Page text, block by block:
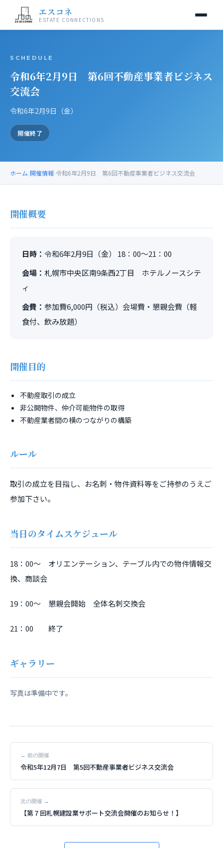
エスコネ
ESTATE CONNECTIONS
開催情報
運営事務局
SCHEDULE
令和6年2月9日 第6回不動産事業者ビジネス
交流会
令和6年2月9日（金）
開催終了
ホーム 開催情報 令和6年2月9日 第6回不動産事業者ビジネス交流会
開催概要
日時： 令和6年2月9日（金） 18：00～21：00
会場： 札幌市中央区南9条西2丁目 ホテルノースシテ
ィ
会費： 参加費6,000円（税込）会場費・懇親会費（軽
食付、飲み放題）
開催目的
不動産取引の成立
非公開物件、仲介可能物件の取得
不動産業者間の横のつながりの構築
ルール
取引の成立を目指し、お名刺・物件資料等をご持参のうえご
参加下さい。
当日のタイムスケジュール
18：00～ オリエンテーション、テーブル内での物件情報交
換、商談会
19：00～ 懇親会開始 全体名刺交換会
21：00 終了
ギャラリー
写真は準備中です。
← 前の開催
令和5年12月7日 第5回不動産事業者ビジネス交流会
次の開催 →
【第７回札幌建設業サポート交流会開催のお知らせ！】